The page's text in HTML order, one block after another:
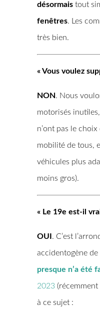
désormais tout
fenêtres. Les
très bien.
« Vous voulez
NON. Nous
motorisés
n’ont pas le
mobilité de tous,
véhicules plus
moins gros).
« Le 19e est-il
OUI . C’est
accidentogène de
presque n’a été
2023 (récemment
à ce sujet :